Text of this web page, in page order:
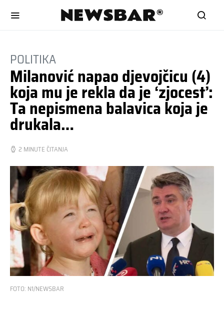
POLITIKA
Milanović napao djevojčicu (4)
koja mu je rekla da je ‘zjocest’:
Ta nepismena balavica koja je
drukala…
2 MINUTE ČITANJA
FOTO: N1/NEWSBAR